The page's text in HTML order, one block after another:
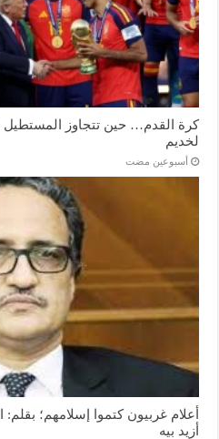
كرة القدم… حين تتجاوز المستطيل
لخديم
‏أسبوعين مضت
أعلام غربيون كتموا إسلامهم؛ بقلم:
أزيد بيه